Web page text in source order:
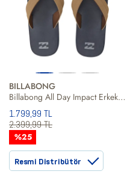
BILLABONG
Billabong All Day Impact Erkek Terlik
1.799,99 TL
2.399,99 TL
%25
Resmi Distribütör